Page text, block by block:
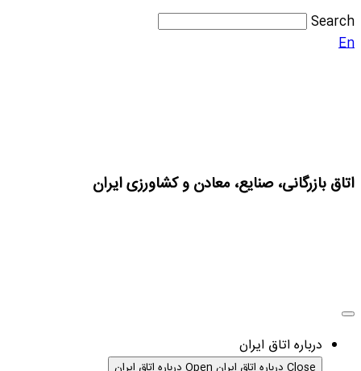
Search
En
اتاق بازرگانی، صنایع، معادن و کشاورزی ایران
درباره اتاق ایران